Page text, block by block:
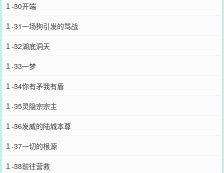
１-30开端
１-31一场狗引发的骂战
１-32湖底洞天
１-33一梦
１-34你有矛我有盾
１-35灵隐宗宗主
１-36发威的陆城本尊
１-37一切的根源
１-38前往营救